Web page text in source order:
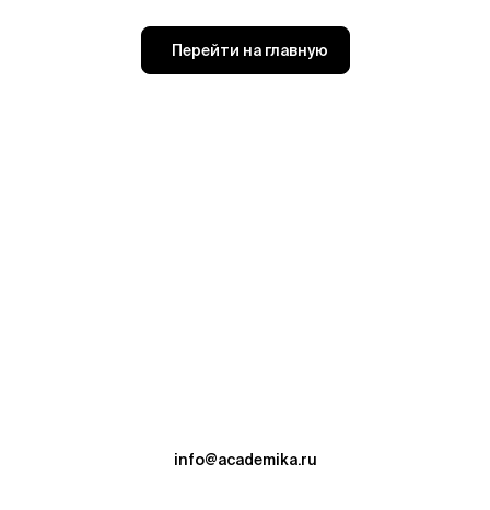
Перейти на главную
info@academika.ru